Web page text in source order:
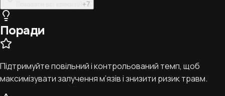
+7
Поради
Підтримуйте повільний і контрольований темп, щоб
максимізувати залучення м’язів і знизити ризик травм.